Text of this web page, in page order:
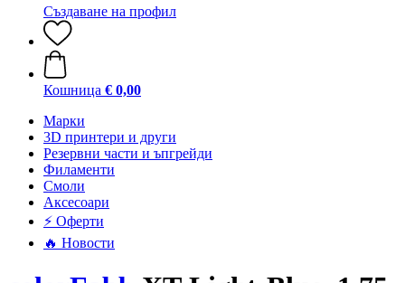
Създаване на профил
Кошница € 0,00
Mарки
3D принтери и други
Резервни части и ъпгрейди
Филаменти
Смоли
Аксесоари
⚡ Оферти
🔥 Новости